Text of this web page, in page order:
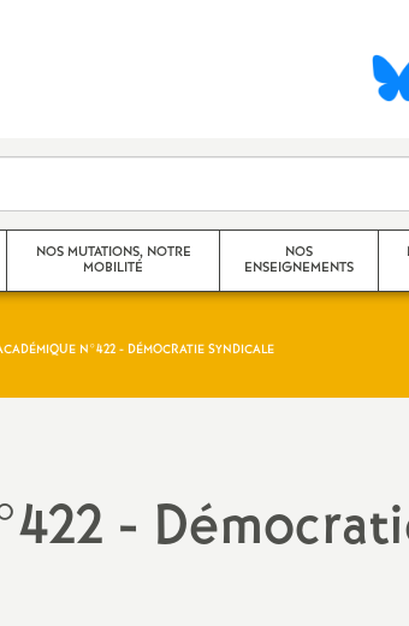
NOS MUTATIONS, NOTRE
MOBILITÉ
Académique
NOS
ENSEIGNEMENTS
N°422 - DÉMOCRATIE SYNDICALE
-